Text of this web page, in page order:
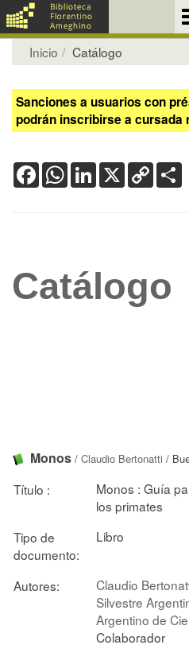
Inicio Catálogo
Sanciones a usuarios con
podrán inscribirse a cursada
FacebookWhatsApp
LinkedIn
X Copy
Link
Catálogo
Monos / Claudio Bertonatti /
Título :
Monos : Guía
los primates
Tipo de
documento:
Libro
Autores: Claudio
Silvestre
Argentino de
Colaborador